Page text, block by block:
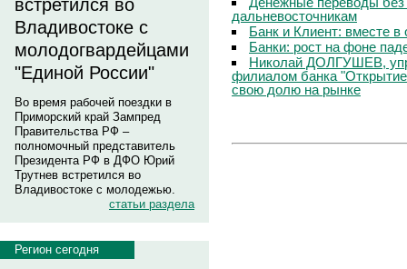
встретился во
Владивостоке с
молодогвардейцами
"Единой России"
Во время рабочей поездки в
Приморский край Зампред
Правительства РФ –
полномочный представитель
Президента РФ в ДФО Юрий
Трутнев встретился во
Владивостоке с молодежью.
статьи раздела
Регион сегодня
дальневосточникам
Банк и Клиент: вместе в
Банки: рост на фоне
Николай ДОЛГУШЕВ,
филиалом банка
свою долю на рынке